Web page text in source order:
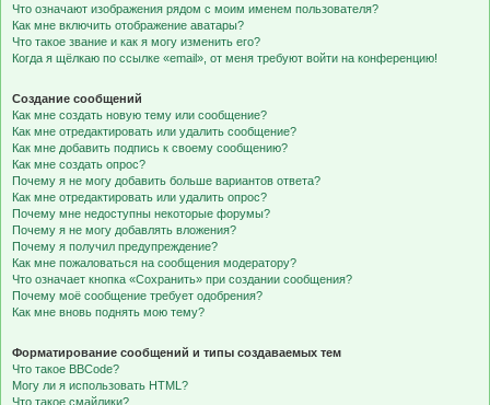
Что означают изображения рядом с моим именем пользователя?
Как мне включить отображение аватары?
Что такое звание и как я могу изменить его?
Когда я щёлкаю по ссылке «email», от меня требуют войти на конференцию!
Создание сообщений
Как мне создать новую тему или сообщение?
Как мне отредактировать или удалить сообщение?
Как мне добавить подпись к своему сообщению?
Как мне создать опрос?
Почему я не могу добавить больше вариантов ответа?
Как мне отредактировать или удалить опрос?
Почему мне недоступны некоторые форумы?
Почему я не могу добавлять вложения?
Почему я получил предупреждение?
Как мне пожаловаться на сообщения модератору?
Что означает кнопка «Сохранить» при создании сообщения?
Почему моё сообщение требует одобрения?
Как мне вновь поднять мою тему?
Форматирование сообщений и типы создаваемых тем
Что такое BBCode?
Могу ли я использовать HTML?
Что такое смайлики?